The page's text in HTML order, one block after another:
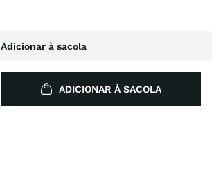
Adicionar à sacola
ADICIONAR À SACOLA